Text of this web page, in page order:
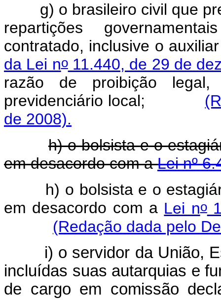
g) o brasileiro civil que
repartições
contratado, inclusive o
da Lei no11.440, de 29 de
razão de proibição
previdenciário local;
de 2008).
h) o bolsista e o
em desacordo com aLei nº
h) o bolsista e o
em desacordo com a Lei no
(Redação dada pelo
i) o servidor da União,
incluídas suas autarquias e
de cargo em comissão